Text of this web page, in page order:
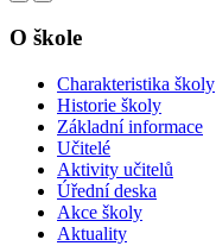
O škole
Charakteristika školy
Historie školy
Základní informace
Učitelé
Aktivity učitelů
Úřední deska
Akce školy
Aktuality